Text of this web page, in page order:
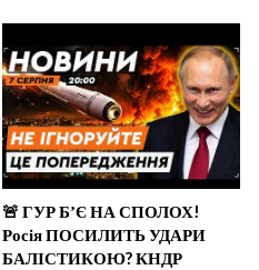
🚨 ГУР БʼЄ НА СПОЛОХ!
Росія ПОСИЛИТЬ УДАРИ
БАЛІСТИКОЮ? КНДР